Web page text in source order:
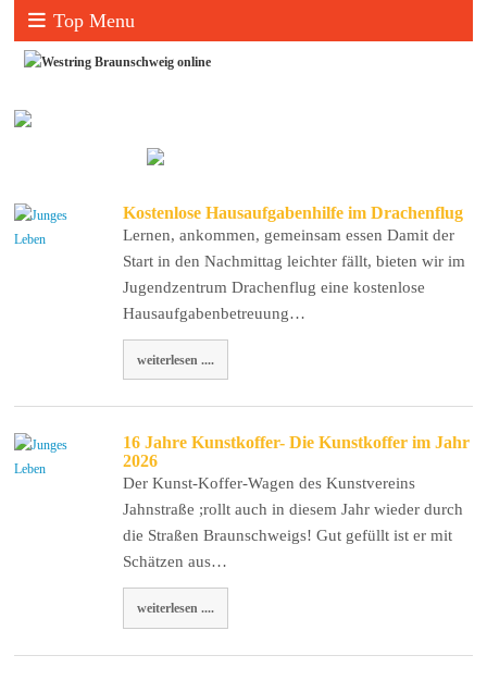
Top Menu
Kostenlose Hausaufgabenhilfe im Drachenflug
Lernen, ankommen, gemeinsam essen Damit der
Start in den Nachmittag leichter fällt, bieten wir im
Jugendzentrum Drachenflug eine kostenlose
Hausaufgabenbetreuung…
weiterlesen ....
16 Jahre Kunstkoffer- Die Kunstkoffer im Jahr
2026
Der Kunst-Koffer-Wagen des Kunstvereins
Jahnstraße ;rollt auch in diesem Jahr wieder durch
die Straßen Braunschweigs! Gut gefüllt ist er mit
Schätzen aus…
weiterlesen ....